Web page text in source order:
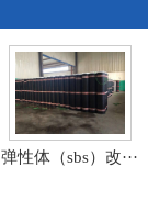
弹性体（sbs）改···